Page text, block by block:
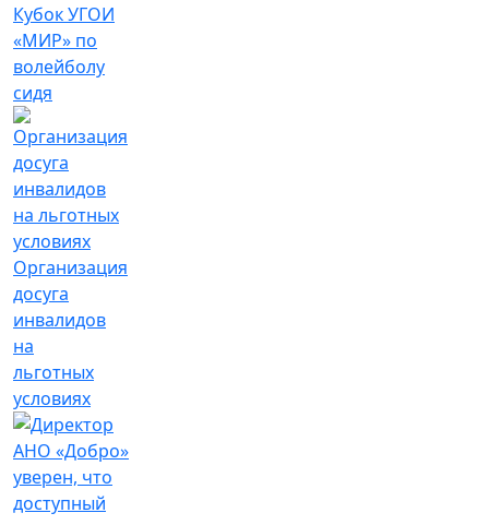
Кубок УГОИ
«МИР» по
волейболу
сидя
Организация
досуга
инвалидов
на
льготных
условиях